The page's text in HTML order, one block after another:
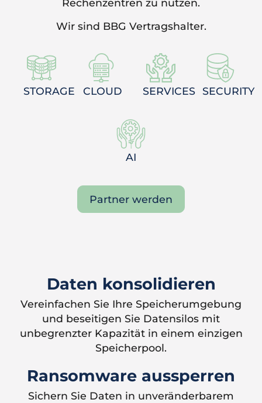
Rechenzentren zu nutzen.
Wir sind BBG Vertragshalter.
STORAGE CLOUD SERVICES SECURITY
AI
Partner werden
Daten konsolidieren
Vereinfachen Sie Ihre Speicherumgebung
und beseitigen Sie Datensilos mit
unbegrenzter Kapazität in einem einzigen
Speicherpool.
Ransomware aussperren
Sichern Sie Daten in unveränderbarem